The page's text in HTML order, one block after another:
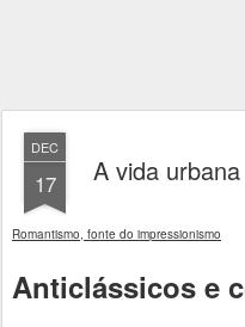
DEC
17 A vida
Romantismo, fonte do impressionismo
Anticlássicos e